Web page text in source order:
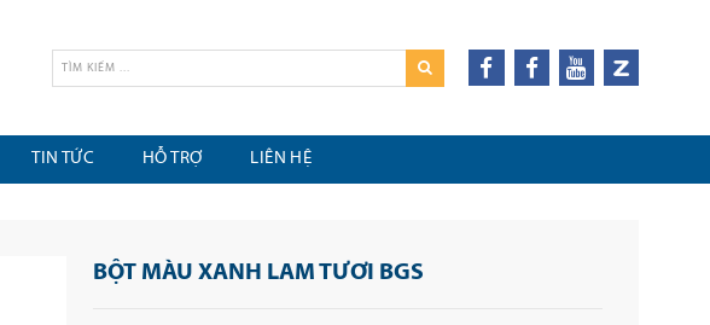
TIN TỨC HỖ TRỢ LIÊN HỆ
BỘT MÀU XANH LAM TƯƠI BGS